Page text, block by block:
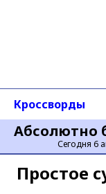
Абсолютно
Сегодня 6
Кроссворды
Простое